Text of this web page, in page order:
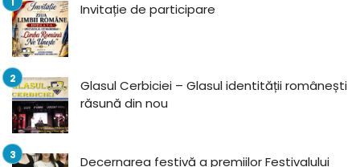
Invitație de participare
Glasul Cerbiciei – Glasul identității românești
răsună din nou
Decernarea festivă a premiilor Festivalului